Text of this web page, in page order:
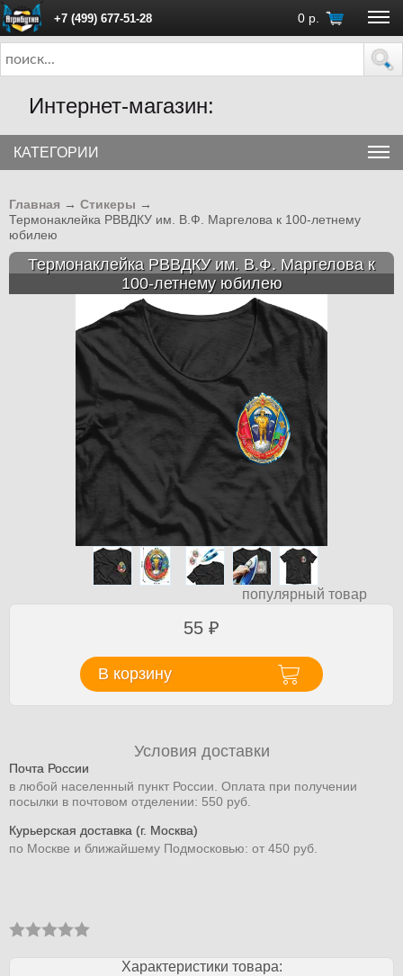
+7 (499) 677-51-28 0 р.
ПН - ПТ с 10:00 до 18:00 (Москва)
Интернет-магазин:
КАТЕГОРИИ
Главная → Стикеры →
Термонаклейка РВВДКУ им. В.Ф. Маргелова к 100-летнему
юбилею
Термонаклейка РВВДКУ им. В.Ф. Маргелова к
100-летнему юбилею
популярный товар
55 ₽
В корзину
Условия доставки
Почта России
в любой населенный пункт России. Оплата при получении
посылки в почтовом отделении: 550 руб.
Курьерская доставка (г. Москва)
по Москве и ближайшему Подмосковью: от 450 руб.
Характеристики товара: